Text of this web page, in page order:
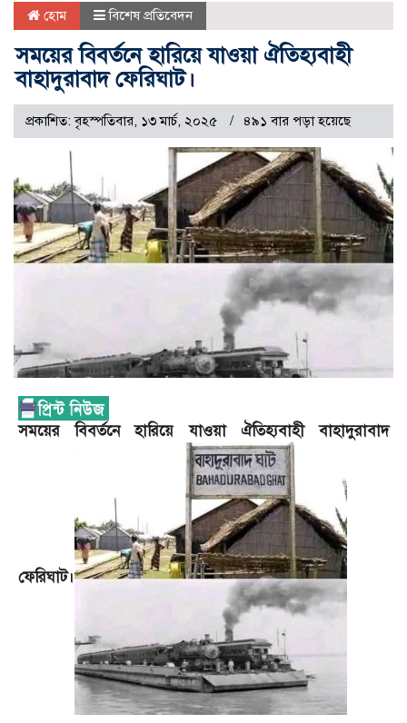
হোম বিশেষ প্রতিবেদন
সময়ের বিবর্তনে হারিয়ে যাওয়া ঐতিহ্যবাহী
বাহাদুরাবাদ ফেরিঘাট।
প্রকাশিত: বৃহস্পতিবার, ১৩ মার্চ, ২০২৫ ৪৯১ বার পড়া হয়েছে
সময়ের বিবর্তনে হারিয়ে যাওয়া ঐতিহ্যবাহী বাহাদুরাবাদ
ফেরিঘাট।